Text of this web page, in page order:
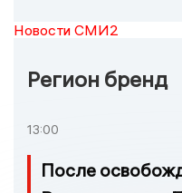
Новости СМИ2
Регион бренд
13:00
После